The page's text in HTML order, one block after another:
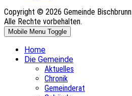
Copyright © 2026 Gemeinde Bischbrunn
Alle Rechte vorbehalten.
Mobile Menu Toggle
Home
Die Gemeinde
Aktuelles
Chronik
Gemeinderat